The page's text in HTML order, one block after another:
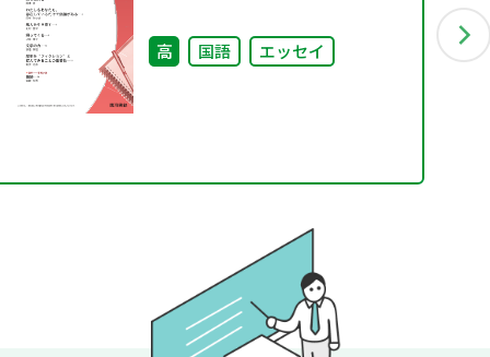
高 国語 エッセイ